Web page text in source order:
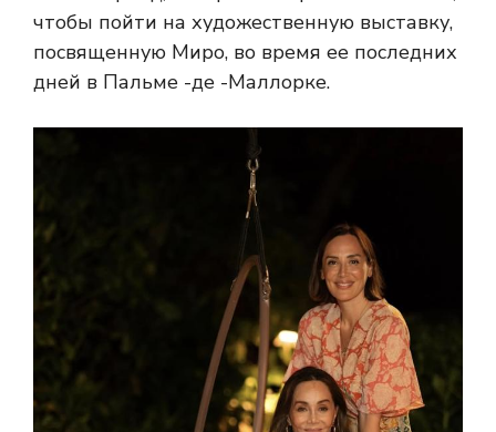
чтобы пойти на художественную выставку,
посвященную Миро, во время ее последних
дней в Пальме -де -Маллорке.